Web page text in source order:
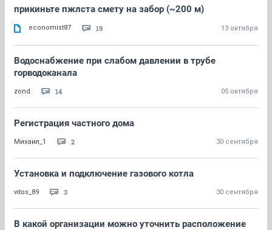
прикиньте пжлста смету на забор (~200 м)
economist87 19 13 октября
Водоснабжение при слабом давлении в трубе
горводоканала
zond 14 05 октября
Регистрация частного дома
Михаил_1 2 30 сентября
Установка и подключение газового котла
vitos_89 3 30 сентября
В какой организации можно уточнить расположение